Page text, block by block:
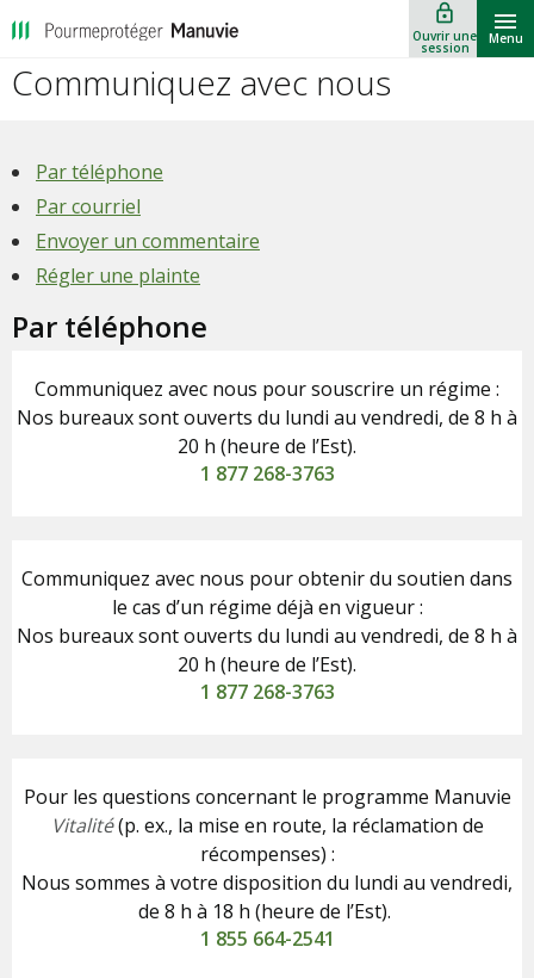
lock_outline
Ouvrir une
session
""
Menu
Communiquez avec nous
Par téléphone
Par courriel
Envoyer un commentaire
Régler une plainte
Par téléphone
Communiquez avec nous pour souscrire un régime :
Nos bureaux sont ouverts du lundi au vendredi, de 8 h à
20 h (heure de l’Est).
1 877 268-3763
Communiquez avec nous pour obtenir du soutien dans
le cas d’un régime déjà en vigueur :
Nos bureaux sont ouverts du lundi au vendredi, de 8 h à
20 h (heure de l’Est).
1 877 268-3763
Pour les questions concernant le programme Manuvie
Vitalité(p. ex., la mise en route, la réclamation de
récompenses) :
Nous sommes à votre disposition du lundi au vendredi,
de 8 h à 18 h (heure de l’Est).
1 855 664-2541